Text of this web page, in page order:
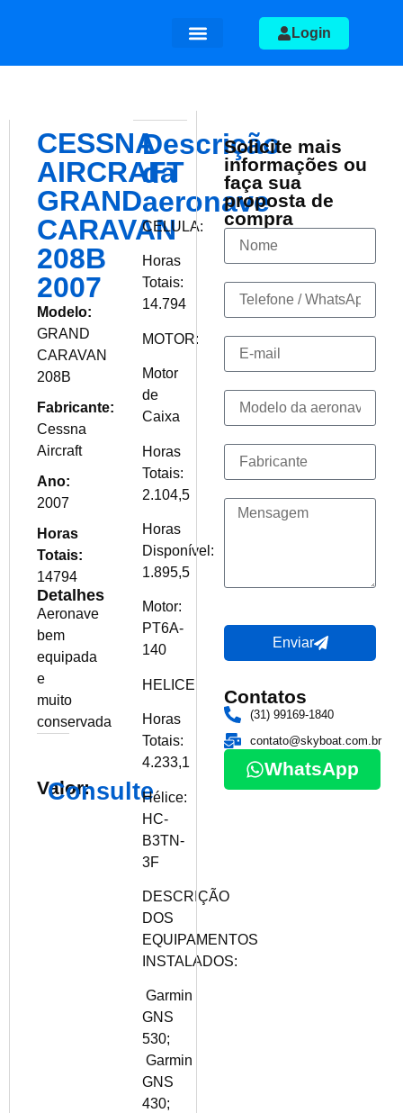
Login
CESSNA
AIRCRAFT
GRAND
CARAVAN
208B
2007
Modelo:
GRAND
CARAVAN
208B
Fabricante:
Cessna
Aircraft
Ano:
2007
Horas
Totais:
14794
Detalhes
Aeronave
bem
equipada
e
muito
conservada
Valor:
Consulte
Descrição
da
aeronave
CELULA:
Horas
Totais:
14.794
MOTOR:
Motor
de
Caixa
Horas
Totais:
2.104,5
Horas
Disponível:
1.895,5
Motor:
PT6A-
140
HELICE
Horas
Totais:
4.233,1
Hélice:
HC-
B3TN-
3F
DESCRIÇÃO
DOS
EQUIPAMENTOS
INSTALADOS:
Garmin
GNS
530;
Garmin
GNS
430;
Solicite mais
informações ou
faça sua
proposta de
compra
Enviar
Contatos
(31) 99169-1840
contato@skyboat.com.br
WhatsApp